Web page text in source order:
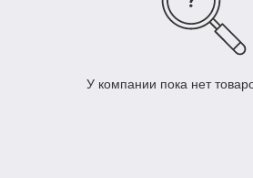
У компании пока нет